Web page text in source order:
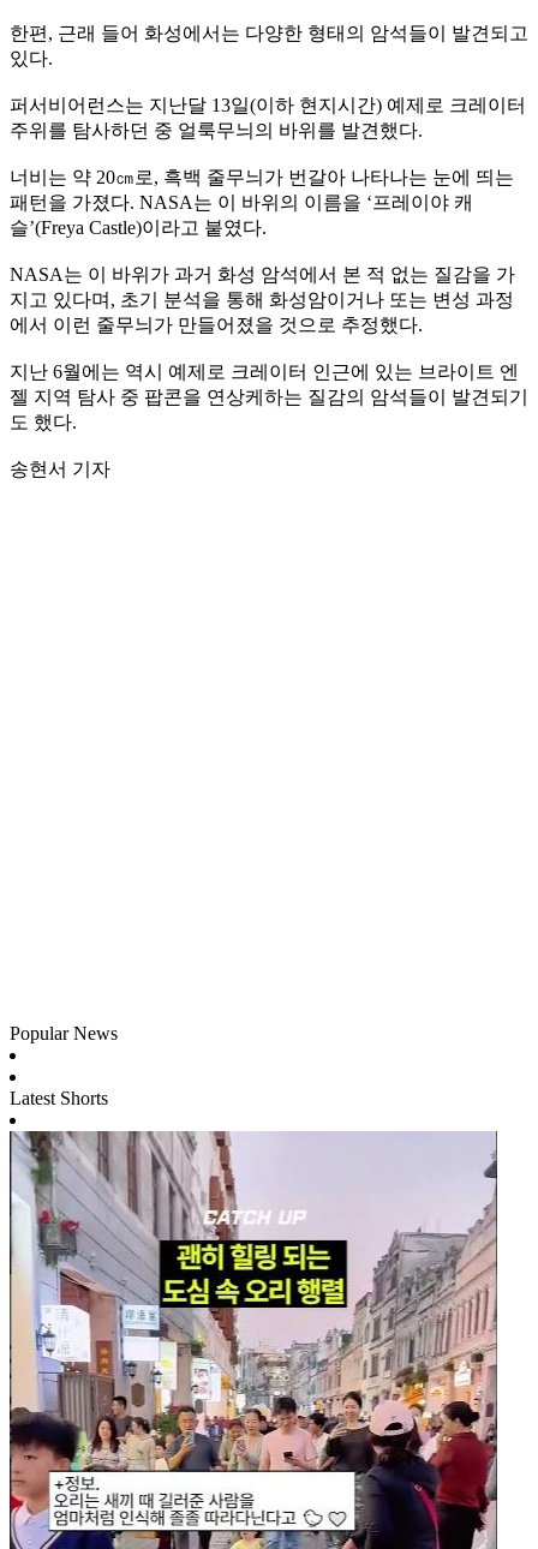
한편, 근래 들어 화성에서는 다양한 형태의 암석들이 발견되고
있다.
퍼서비어런스는 지난달 13일(이하 현지시간) 예제로 크레이터
주위를 탐사하던 중 얼룩무늬의 바위를 발견했다.
너비는 약 20㎝로, 흑백 줄무늬가 번갈아 나타나는 눈에 띄는
패턴을 가졌다. NASA는 이 바위의 이름을 ‘프레이야 캐
슬’(Freya Castle)이라고 붙였다.
NASA는 이 바위가 과거 화성 암석에서 본 적 없는 질감을 가
지고 있다며, 초기 분석을 통해 화성암이거나 또는 변성 과정
에서 이런 줄무늬가 만들어졌을 것으로 추정했다.
지난 6월에는 역시 예제로 크레이터 인근에 있는 브라이트 엔
젤 지역 탐사 중 팝콘을 연상케하는 질감의 암석들이 발견되기
도 했다.
송현서 기자
Popular News
Latest Shorts